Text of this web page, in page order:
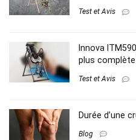
Test et Avis
Innova
plus complète
Test et Avis
Durée d’une
Blog